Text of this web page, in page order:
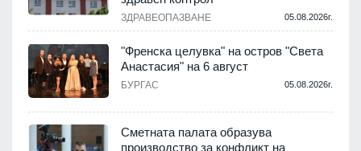
ЗДРАВЕОПАЗВАНЕ 05.08.2026г.
"Френска целувка" на остров "Света
Анастасия" на 6 август
БУРГАС 05.08.2026г.
Сметната палата образува
производство за конфликт на